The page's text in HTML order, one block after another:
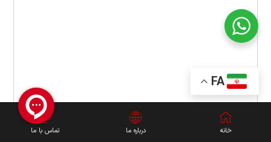
خانه درباره ما تماس با ما
FA